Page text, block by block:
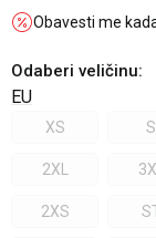
Obavesti me
Odaberi veličinu:
EU
XS
S
2XL 3XL
2XS